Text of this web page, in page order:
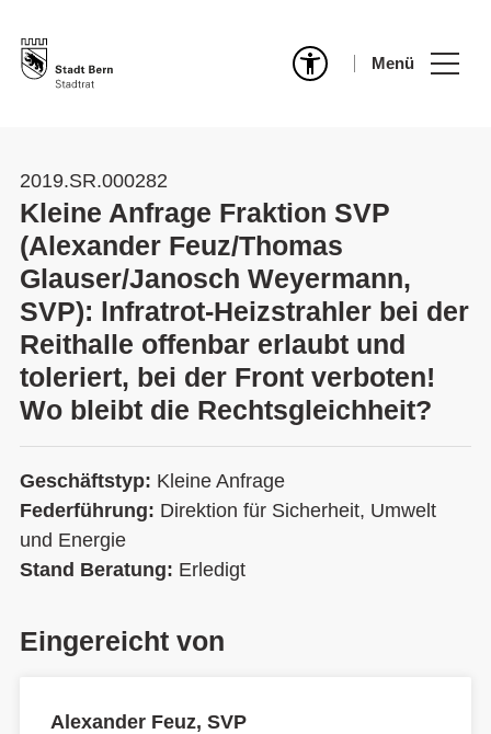
Menü
2019.SR.000282
Kleine Anfrage Fraktion SVP
(Alexander Feuz/Thomas
Glauser/Janosch Weyermann,
SVP): lnfratrot-Heizstrahler bei der
Reithalle offenbar erlaubt und
toleriert, bei der Front verboten!
Wo bleibt die Rechtsgleichheit?
Geschäftstyp: Kleine Anfrage
Federführung: Direktion für Sicherheit, Umwelt
und Energie
Stand Beratung: Erledigt
Eingereicht von
Alexander Feuz, SVP